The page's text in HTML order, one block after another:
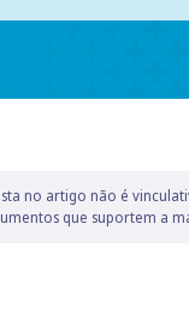
no artigo não é
que suportem a